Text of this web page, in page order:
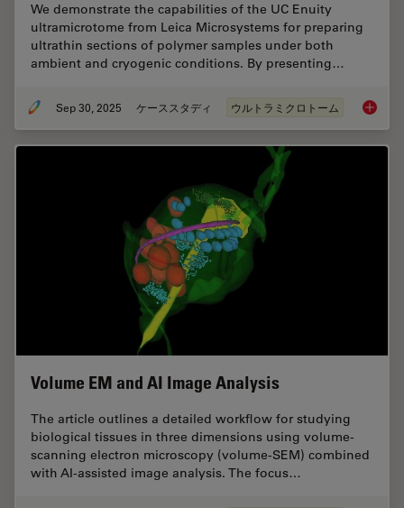
We demonstrate the capabilities of the UC Enuity
ultramicrotome from Leica Microsystems for preparing
ultrathin sections of polymer samples under both
ambient and cryogenic conditions. By presenting…
Sep 30, 2025 ケーススタディ ウルトラミクロトーム
Volume EM and AI Image Analysis
The article outlines a detailed workflow for studying
biological tissues in three dimensions using volume-
scanning electron microscopy (volume-SEM) combined
with AI-assisted image analysis. The focus…